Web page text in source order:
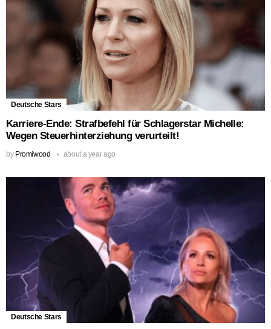
Deutsche Stars
Karriere-Ende: Strafbefehl für Schlagerstar Michelle:
Wegen Steuerhinterziehung verurteilt!
by Promiwood about a year ago
Deutsche Stars